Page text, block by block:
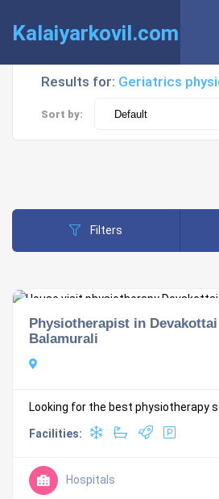
Kalaiyarkovil.com
Results for: Geriatrics
Sort by:
Filters
Physiotherapist in Devakottai
Balamurali
Looking for the best physiotherapy
Facilities:
Hospitals